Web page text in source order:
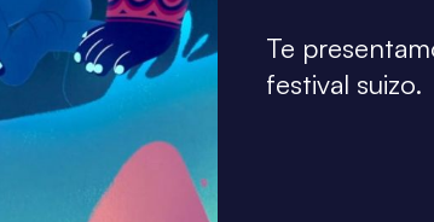
Te
festival suizo.